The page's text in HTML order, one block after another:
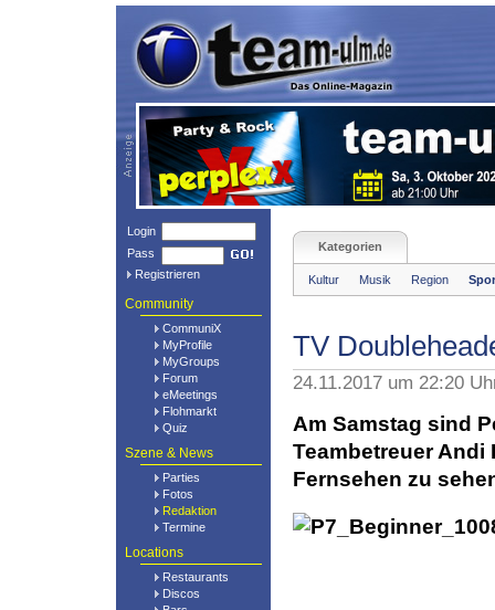
Login
Pass
Registrieren
Community
CommuniX
MyProfile
MyGroups
Forum
eMeetings
Flohmarkt
Quiz
Szene & News
Parties
Fotos
Redaktion
Termine
Locations
Restaurants
Discos
Kategorien
Kultur Musik Region
TV
24.11.2017 um 22:20
Am Samstag sind
Teambetreuer Andi
Fernsehen zu